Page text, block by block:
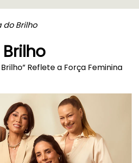
do Brilho
Reflete a Força Feminina